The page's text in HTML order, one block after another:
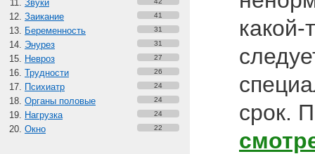
Звуки
Заикание 41
Беременность 31
Энурез 31
Невроз 27
Трудности 26
Психиатр 24
Органы половые 24
Нагрузка 24
Окно 22
какой-
срок.